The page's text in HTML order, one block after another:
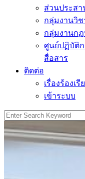
ส่วนประสา
กลุ่มงานวิช
กลุ่มงานก
ศูนย์ปฏิบัติก
สื่อสาร
ติดต่อ
เรื่องร้องเรี
เข้าระบบ
Search
for: